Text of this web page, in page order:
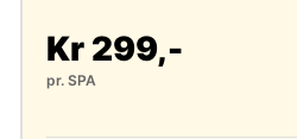
Kr 299,-
pr. SPA